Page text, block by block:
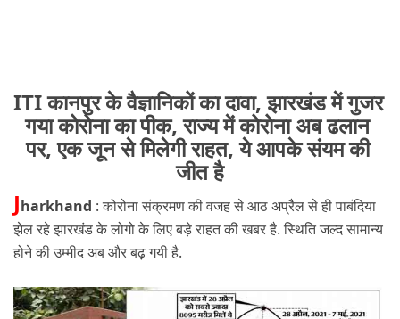
ITI कानपुर के वैज्ञानिकों का दावा, झारखंड में गुजर
गया कोरोना का पीक, राज्य में कोरोना अब ढलान
पर, एक जून से मिलेगी राहत, ये आपके संयम की
जीत है
Jharkhand : कोरोना संक्रमण की वजह से आठ अप्रैल से ही पाबंदिया
झेल रहे झारखंड के लोगो के लिए बड़े राहत की खबर है. स्थिति जल्द सामान्य
होने की उम्मीद अब और बढ़ गयी है.